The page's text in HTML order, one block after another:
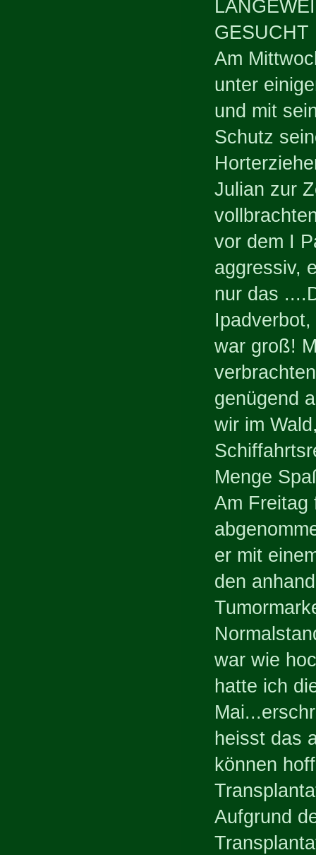
GESUCHT
Am
unter
und mit
Schutz
Julian zur
vor dem I
aggressiv,
nur das
war groß!
genügend
wir im
Menge
Am Freitag
er mit
den
war wie
hatte ich
heisst das
können
Aufgrund